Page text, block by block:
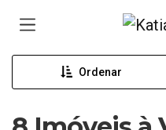
Ordenar